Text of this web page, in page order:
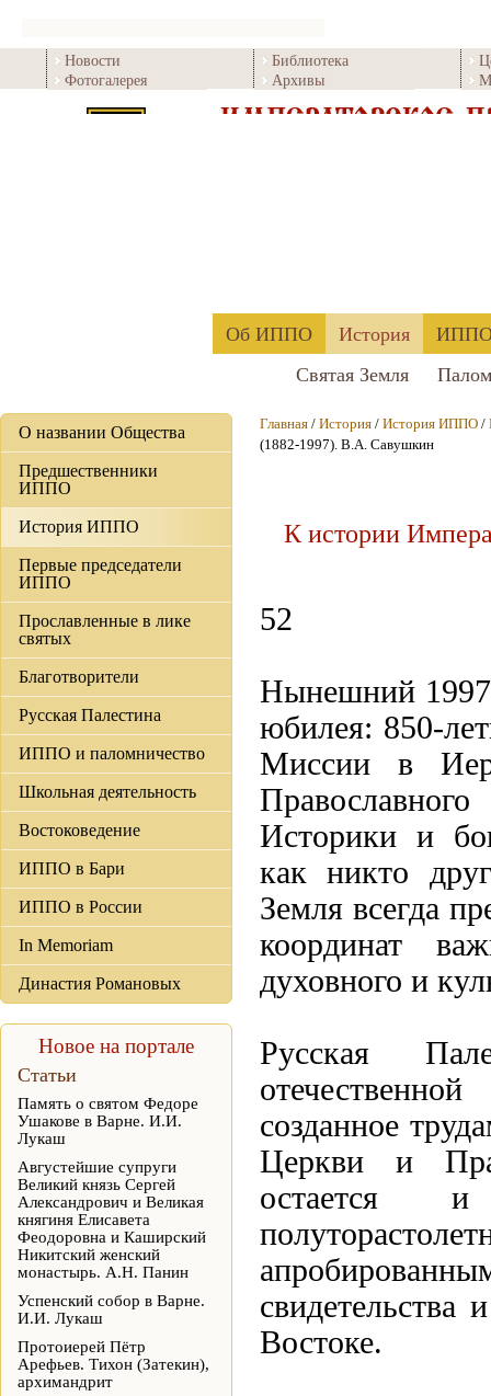
Новости
Фотогалерея
Библиотека
Архивы
Об ИППО История
ИППО
Святая Земля
О названии Общества
Предшественники
ИППО
История ИППО
Первые председатели
ИППО
Прославленные в лике
святых
Благотворители
Русская Палестина
ИППО и паломничество
Школьная деятельность
Востоковедение
ИППО в Бари
ИППО в России
In Memoriam
Династия Романовых
Новое на портале
Статьи
Память о святом Федоре
Ушакове в Варне. И.И.
Лукаш
Августейшие супруги
Великий князь Сергей
Александрович и Великая
княгиня Елисавета
Феодоровна и Каширский
Никитский женский
монастырь. А.Н. Панин
Успенский собор в Варне.
И.И. Лукаш
Протоиерей Пётр
Арефьев. Тихон (Затекин),
архимандрит
Главная / История / История ИППО /
(1882-1997). В.А. Савушкин
К истории
52
Нынешний 1997
юбилея: 850-
Миссии в
Историки и
как никто
Земля всегда
координат
духовного и
Русская
созданное
Церкви и
остается
Востоке.